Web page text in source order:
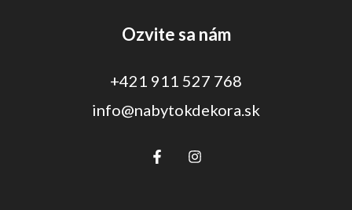
Ozvite sa nám
+421 911 527 768
info@nabytokdekora.sk